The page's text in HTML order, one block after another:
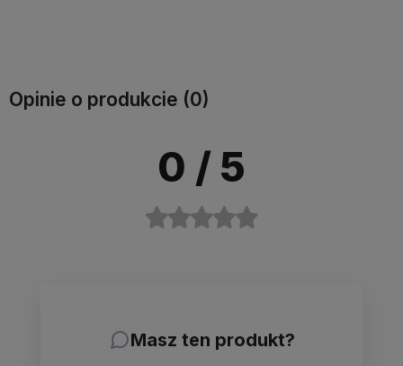
Opinie o produkcie (0)
0 / 5
Masz ten produkt?